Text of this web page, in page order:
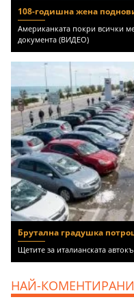
108-годишна жена
Американката покри всички
документа (ВИДЕО)
Брутална градушка
Щетите за италианската
НАЙ-КОМЕНТИРАНИ